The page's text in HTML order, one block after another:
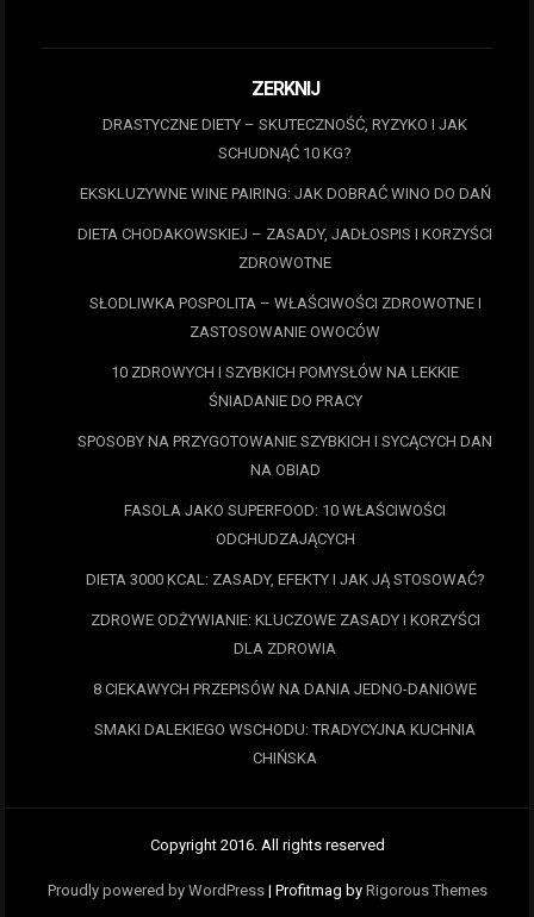
ZERKNIJ
DRASTYCZNE DIETY – SKUTECZNOŚĆ, RYZYKO I JAK
SCHUDNĄĆ 10 KG?
EKSKLUZYWNE WINE PAIRING: JAK DOBRAĆ WINO DO DAŃ
DIETA CHODAKOWSKIEJ – ZASADY, JADŁOSPIS I KORZYŚCI
ZDROWOTNE
SŁODLIWKA POSPOLITA – WŁAŚCIWOŚCI ZDROWOTNE I
ZASTOSOWANIE OWOCÓW
10 ZDROWYCH I SZYBKICH POMYSŁÓW NA LEKKIE
ŚNIADANIE DO PRACY
SPOSOBY NA PRZYGOTOWANIE SZYBKICH I SYCĄCYCH DAN
NA OBIAD
FASOLA JAKO SUPERFOOD: 10 WŁAŚCIWOŚCI
ODCHUDZAJĄCYCH
DIETA 3000 KCAL: ZASADY, EFEKTY I JAK JĄ STOSOWAĆ?
ZDROWE ODŻYWIANIE: KLUCZOWE ZASADY I KORZYŚCI
DLA ZDROWIA
8 CIEKAWYCH PRZEPISÓW NA DANIA JEDNO-DANIOWE
SMAKI DALEKIEGO WSCHODU: TRADYCYJNA KUCHNIA
CHIŃSKA
Copyright 2016. All rights reserved
Proudly powered by WordPress | Profitmag by Rigorous Themes